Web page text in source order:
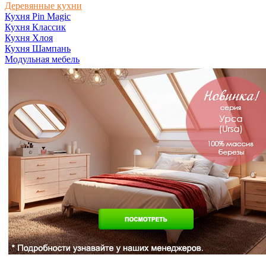
Деревянные кухни
Кухня Pin Magic
Кухня Классик
Кухня Хлоя
Кухня Шампань
Модульная мебель